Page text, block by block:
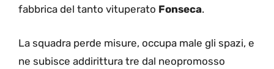
fabbrica del tanto vituperato Fonseca.
La squadra perde misure, occupa male gli spazi, e
ne subisce addirittura tre dal neopromosso